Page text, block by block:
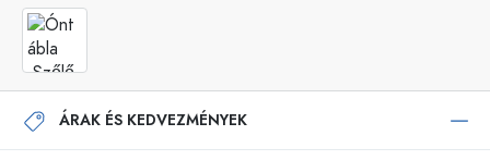
ÁRAK ÉS KEDVEZMÉNYEK